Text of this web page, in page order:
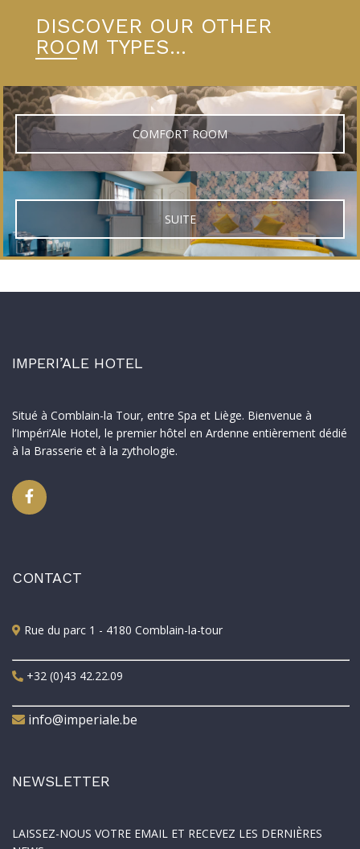
DISCOVER OUR OTHER
ROOM TYPES...
COMFORT ROOM
SUITE
IMPERI’ALE HOTEL
Situé à Comblain-la Tour, entre Spa et Liège. Bienvenue à
l’Impéri’Ale Hotel, le premier hôtel en Ardenne entièrement dédié
à la Brasserie et à la zythologie.
CONTACT
Rue du parc 1 - 4180 Comblain-la-tour
+32 (0)43 42.22.09
info@imperiale.be
NEWSLETTER
LAISSEZ-NOUS VOTRE EMAIL ET RECEVEZ LES DERNIÈRES